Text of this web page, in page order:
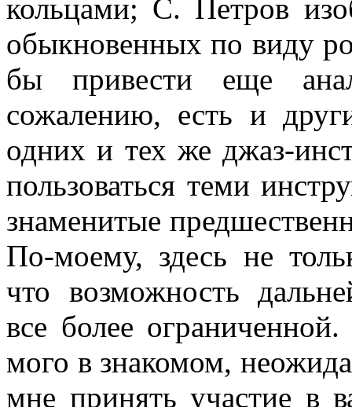
кольцами; С. Петров
обыкновенных по виду
бы привести еще
сожалению, есть и
одних и тех же джаз-
пользоваться теми
знаменитые
По-моему, здесь не
что возможность
все более
мого в знакомом,
мне принять участие в